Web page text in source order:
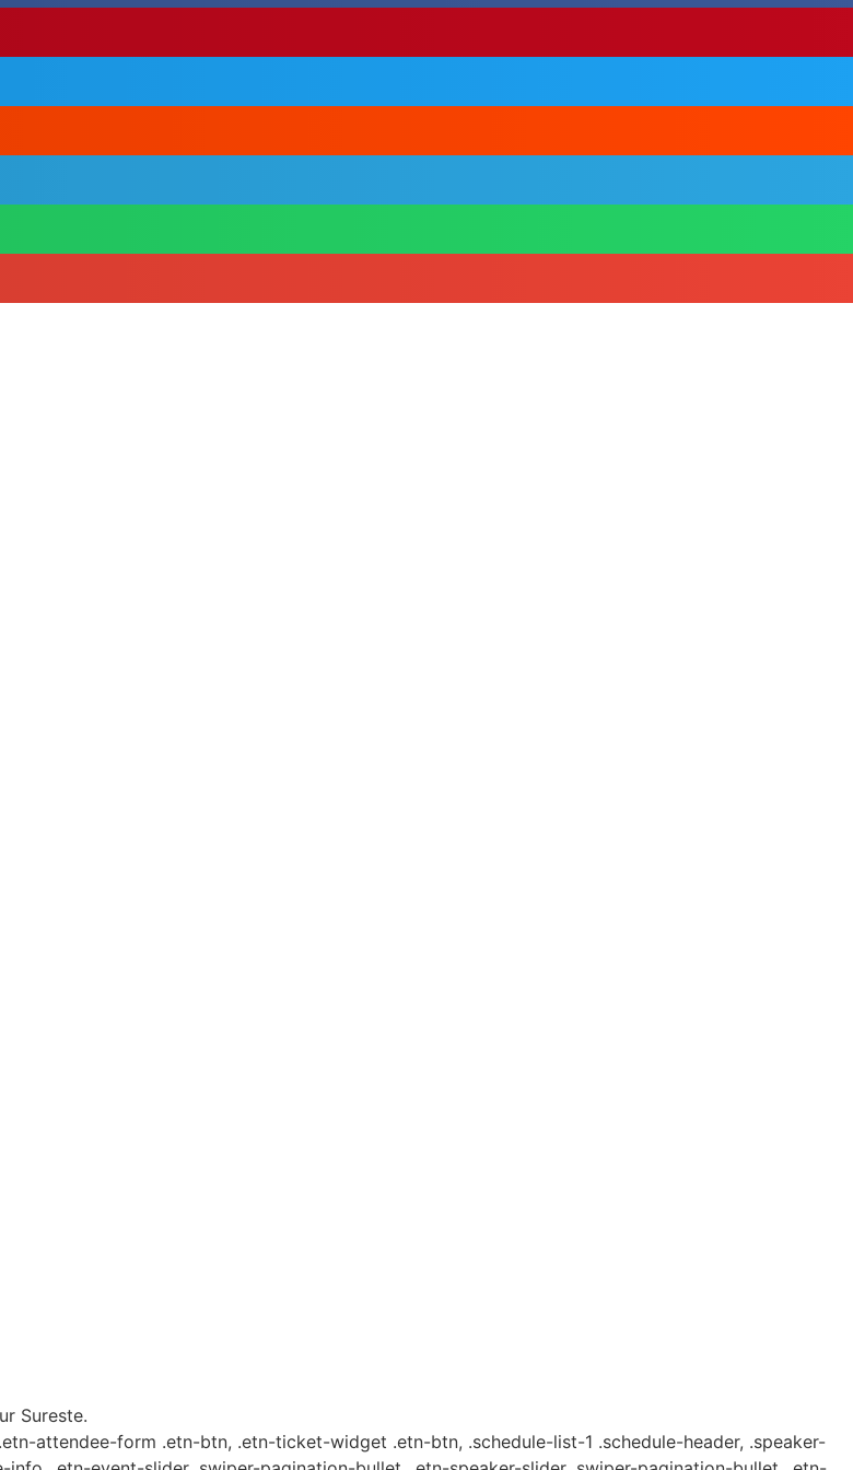
Sureste.
attendee-form .etn-btn, .etn-ticket-widget .etn-btn, .schedule-list-1 .schedule-header, .speaker-